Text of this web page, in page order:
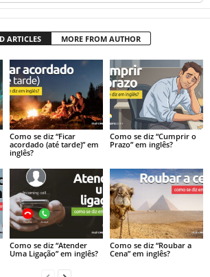
ARTICLES MORE FROM AUTHOR
Como se diz “Ficar
acordado (até tarde)” em
inglês?
Como se diz “Cumprir o
Prazo” em inglês?
Como se diz “Atender
Uma Ligação” em inglês?
Como se diz “Roubar a
Cena” em inglês?